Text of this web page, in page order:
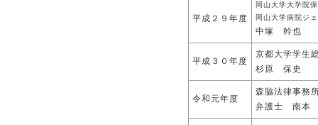
平成２９年度
岡山大学大学院
岡山大学病院ジ
中塚 幹也
平成３０年度
京都大学学生
杉原 保史
令和元年度
森脇法律事務
弁護士 南本